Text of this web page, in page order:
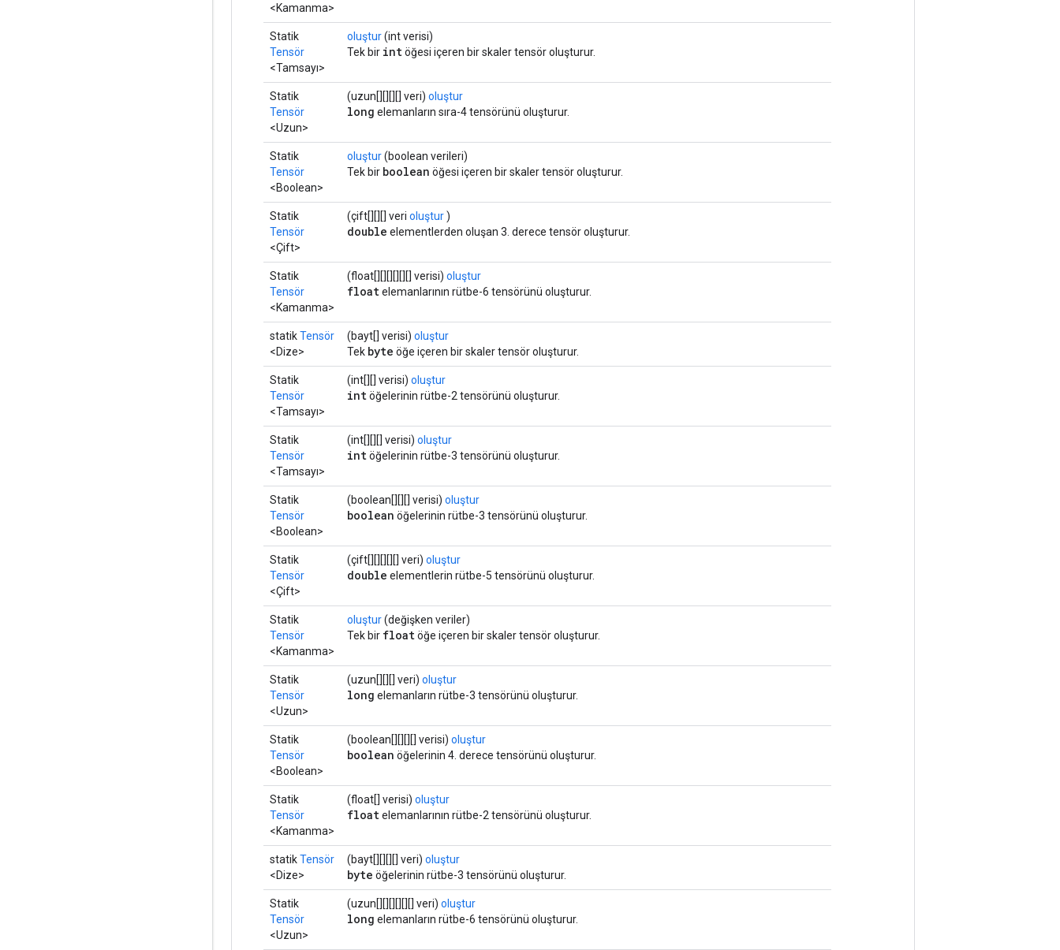
<Kamanma>
Statik
Tensör
<Tamsayı>
oluştur(int verisi)
Tek bir intöğesi içeren bir skaler tensör oluşturur.
Statik
Tensör
<Uzun>
(uzun[][][][] veri) oluştur
long elemanların sıra-4 tensörünü oluşturur.
Statik
Tensör
<Boolean>
oluştur(boolean verileri)
Tek bir boolean öğesi içeren bir skaler tensör oluşturur.
Statik
Tensör
<Çift>
(çift[][][] veri oluştur)
double elementlerden oluşan 3. derece tensör oluşturur.
Statik
Tensör
<Kamanma>
(float[][][][][][] verisi) oluştur
floatelemanlarının rütbe-6 tensörünü oluşturur.
statikTensör
<Dize>
(bayt[] verisi) oluştur
Tek byte öğe içeren bir skaler tensör oluşturur.
Statik
Tensör
<Tamsayı>
(int[][] verisi) oluştur
intöğelerinin rütbe-2 tensörünü oluşturur.
Statik
Tensör
<Tamsayı>
(int[][][] verisi) oluştur
intöğelerinin rütbe-3 tensörünü oluşturur.
Statik
Tensör
<Boolean>
(boolean[][][] verisi) oluştur
boolean öğelerinin rütbe-3 tensörünü oluşturur.
Statik
Tensör
<Çift>
(çift[][][][][] veri) oluştur
double elementlerin rütbe-5 tensörünü oluşturur.
Statik
Tensör
<Kamanma>
oluştur(değişken veriler)
Tek bir floatöğe içeren bir skaler tensör oluşturur.
Statik
Tensör
<Uzun>
(uzun[][][] veri) oluştur
long elemanların rütbe-3 tensörünü oluşturur.
Statik
Tensör
<Boolean>
(boolean[][][][] verisi) oluştur
boolean öğelerinin 4. derece tensörünü oluşturur.
Statik
Tensör
<Kamanma>
(float[] verisi) oluştur
floatelemanlarının rütbe-2 tensörünü oluşturur.
statikTensör
<Dize>
(bayt[][][][] veri) oluştur
byte öğelerinin rütbe-3 tensörünü oluşturur.
Statik
Tensör
<Uzun>
(uzun[][][][][][] veri) oluştur
long elemanların rütbe-6 tensörünü oluşturur.